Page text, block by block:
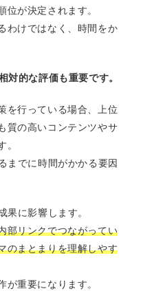
が決定されます。
わけではなく、時間をか
対的な評価も重要です。
を行っている場合、上位
質の高いコンテンツやサ
までに時間がかかる要因
果に影響します。
部リンクでつながってい
のまとまりを理解しやす
重要になります。